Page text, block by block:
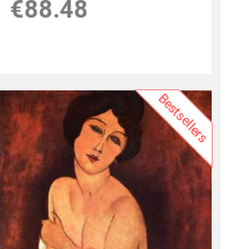
€88.48
Bestsellers